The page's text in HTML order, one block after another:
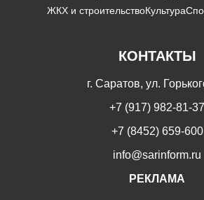
ЖКХ и строительствоКультура
КОНТАКТЫ
г. Саратов, ул.
+7 (917) 982-81-37
+7 (8452) 659-600
info@sarinform.ru
РЕКЛАМА